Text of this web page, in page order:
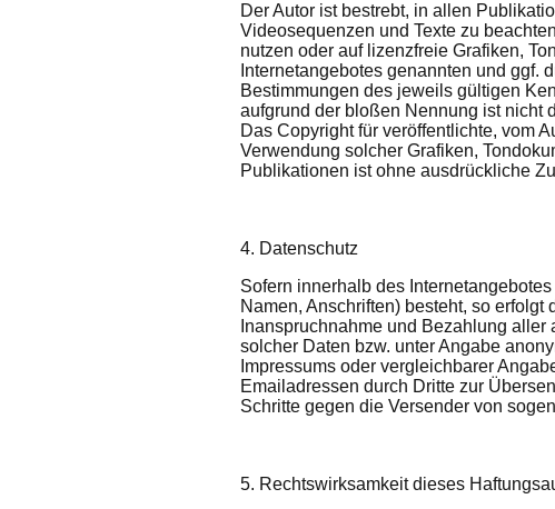
Der Autor ist bestrebt, in allen
Videosequenzen und Texte zu
nutzen oder auf lizenzfreie Grafiken,
Internetangebotes genannten und ggf.
Bestimmungen des jeweils gültigen
aufgrund der bloßen Nennung ist nicht
Das Copyright für veröffentlichte, vom
Verwendung solcher Grafiken,
Publikationen ist ohne ausdrückliche
4. Datenschutz
Sofern innerhalb des
Namen, Anschriften) besteht, so
Inanspruchnahme und Bezahlung
solcher Daten bzw. unter Angabe
Impressums oder vergleichbarer
Emailadressen durch Dritte zur
Schritte gegen die Versender von
5. Rechtswirksamkeit dieses